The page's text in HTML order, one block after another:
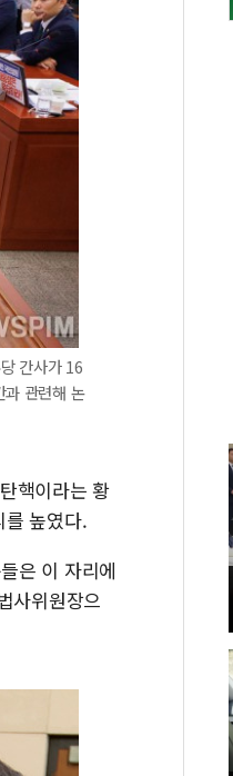
간사가 16
과 관련해 논
핵이라는 황
높였다.
은 이 자리에
사위원장으